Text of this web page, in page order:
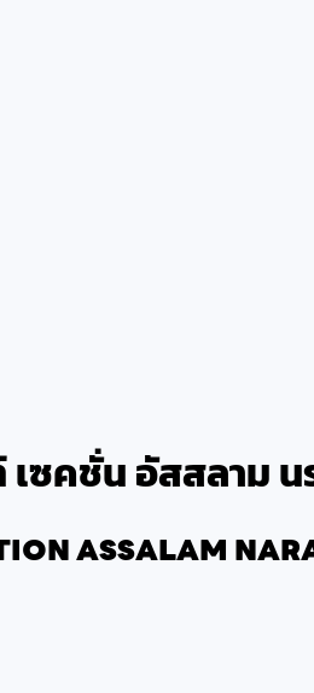
ซคชั่น อัสสลาม น
ASSALAM